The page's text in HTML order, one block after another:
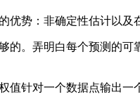
势：非确定性估计以及
弄明白每个预测的可
对一个数据点输出一